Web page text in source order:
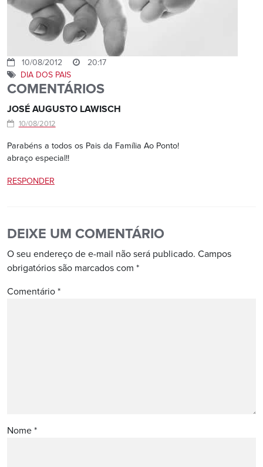
10/08/2012
20:17
DIA DOS PAIS
COMENTÁRIOS
JOSÉ AUGUSTO LAWISCH
10/08/2012
Parabéns a todos os Pais da Família Ao Ponto!
abraço especial!!
RESPONDER
DEIXE UM COMENTÁRIO
O seu endereço de e-mail não será publicado. Campos
obrigatórios são marcados com *
Comentário *
Nome *